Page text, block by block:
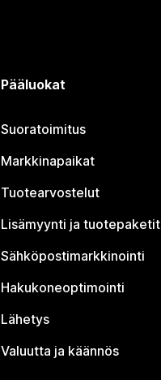
Pääluokat
Suoratoimitus
Markkinapaikat
Tuotearvostelut
Lisämyynti ja tuotepaketit
Sähköpostimarkkinointi
Hakukoneoptimointi
Lähetys
Valuutta ja käännös